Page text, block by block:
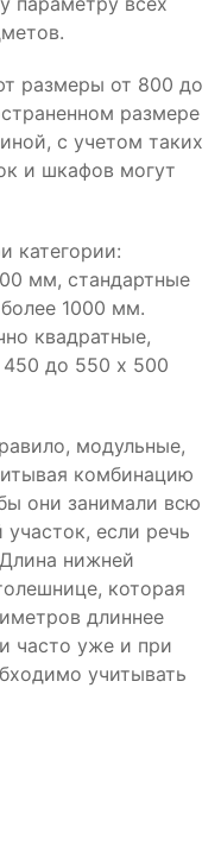
размеры от 800 до
размере
с учетом таких
и шкафов могут
категории:
мм, стандартные
1000 мм.
квадратные,
до 550 х 500
модульные,
комбинацию
они занимали всю
если речь
нижней
которая
длиннее
часто уже и при
учитывать